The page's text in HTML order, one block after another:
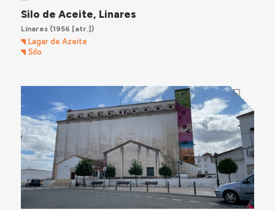
Silo de Aceite, Linares
Linares(1956 [atr.])
Lagar de Azeite
Silo